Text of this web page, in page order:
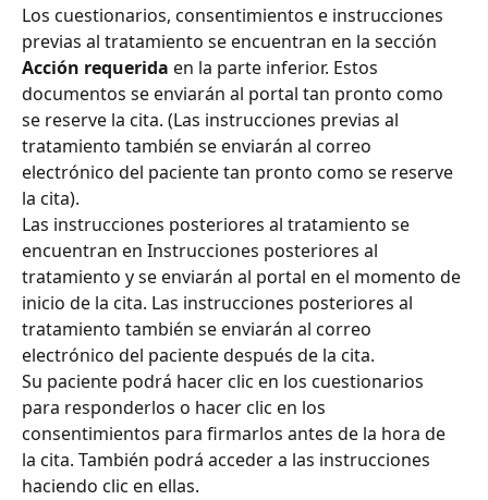
Los cuestionarios, consentimientos e instrucciones
previas al tratamiento se encuentran en la sección
Acción requerida en la parte inferior. Estos
documentos se enviarán al portal tan pronto como
se reserve la cita. (Las instrucciones previas al
tratamiento también se enviarán al correo
electrónico del paciente tan pronto como se reserve
la cita).
Las instrucciones posteriores al tratamiento se
encuentran en Instrucciones posteriores al
tratamiento y se enviarán al portal en el momento de
inicio de la cita. Las instrucciones posteriores al
tratamiento también se enviarán al correo
electrónico del paciente después de la cita.
Su paciente podrá hacer clic en los cuestionarios
para responderlos o hacer clic en los
consentimientos para firmarlos antes de la hora de
la cita. También podrá acceder a las instrucciones
haciendo clic en ellas.